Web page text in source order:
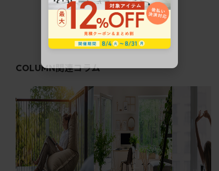
COLUMN関連コラム